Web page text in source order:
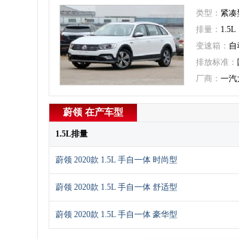
类型： 紧凑
排量： 1.5L
变速箱： 自
排放标准：
厂商： 一汽
蔚领 在产车型
1.5L排量
蔚领 2020款 1.5L 手自一体 时尚型
蔚领 2020款 1.5L 手自一体 舒适型
蔚领 2020款 1.5L 手自一体 豪华型